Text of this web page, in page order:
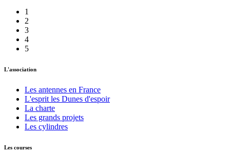
1
2
3
4
5
L'association
Les antennes en France
L'esprit les Dunes d'espoir
La charte
Les grands projets
Les cylindres
Les courses